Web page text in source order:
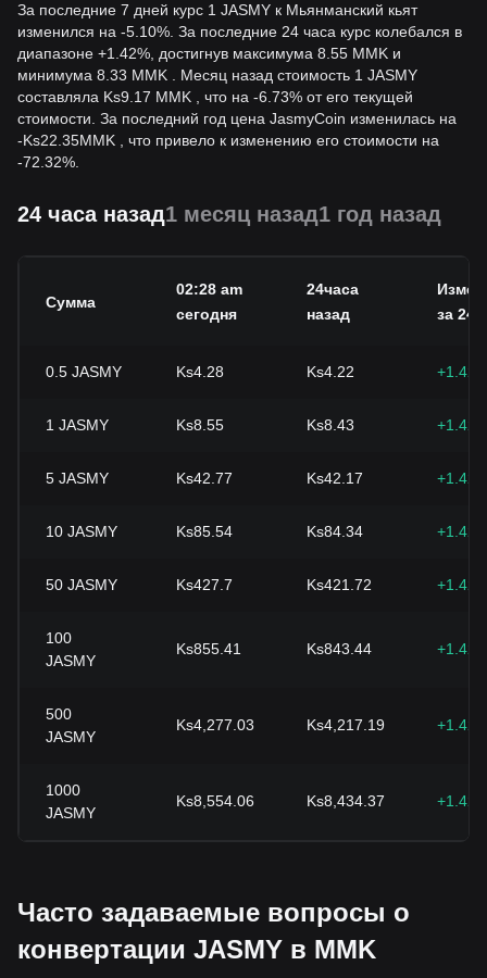
За последние 7 дней курс 1 JASMY к Мьянманский кьят
изменился на -5.10%. За последние 24 часа курс колебался в
диапазоне +1.42%, достигнув максимума 8.55 MMK и
минимума 8.33 MMK . Месяц назад стоимость 1 JASMY
составляла Ks9.17 MMK , что на -6.73% от его текущей
стоимости. За последний год цена JasmyCoin изменилась на
-Ks22.35MMK , что привело к изменению его стоимости на
-72.32%.
24 часа назад1 месяц назад1 год назад
Сумма
02:28 am
сегодня
24часа
назад
за 24
0.5 JASMY Ks4.28 Ks4.22
1 JASMY Ks8.55 Ks8.43
5 JASMY Ks42.77 Ks42.17
10 JASMY Ks85.54 Ks84.34
50 JASMY Ks427.7 Ks421.72
100
JASMY
Ks855.41 Ks843.44
500
JASMY
Ks4,277.03 Ks4,217.19
1000
JASMY
Ks8,554.06 Ks8,434.37
Часто задаваемые вопросы о
конвертации JASMY в MMK